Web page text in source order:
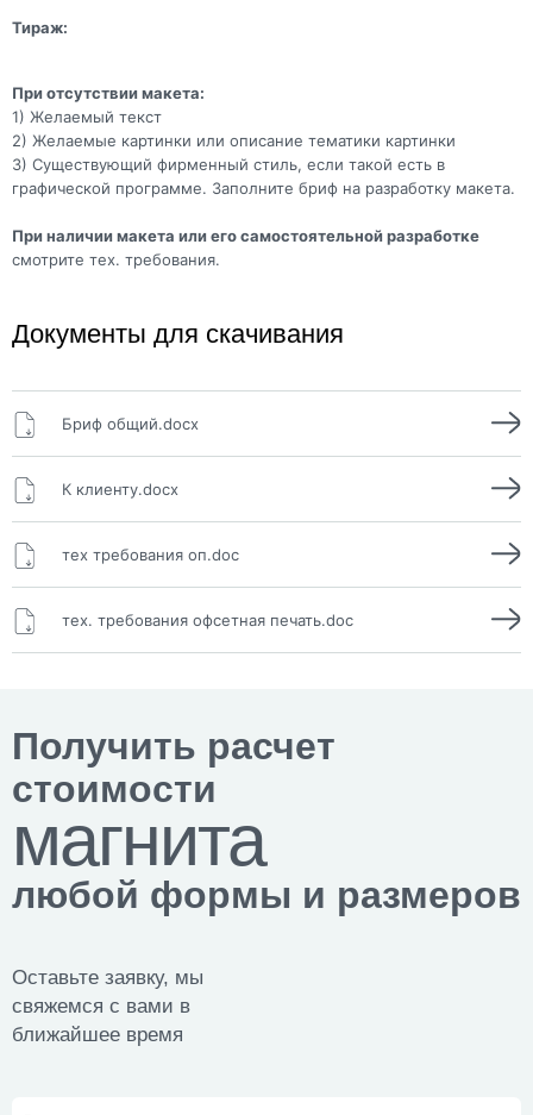
Тираж:
При отсутствии макета:
1) Желаемый текст
2) Желаемые картинки или описание тематики картинки
3) Существующий фирменный стиль, если такой есть в
графической программе. Заполните бриф на разработку макета.
При наличии макета или его самостоятельной разработке
смотрите тех. требования.
Документы для скачивания
Бриф общий.docx
К клиенту.docx
тех требования оп.doc
тех. требования офсетная печать.doc
Получить расчет
стоимости
магнита
любой формы и размеров
Оставьте заявку, мы
свяжемся с вами в
ближайшее время